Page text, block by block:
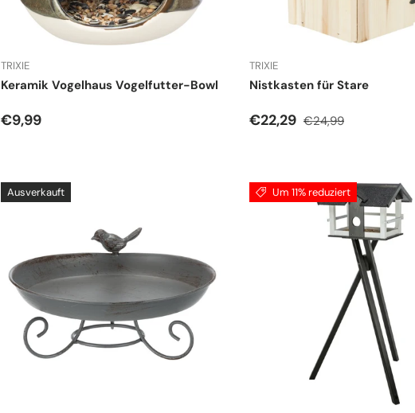
TRIXIE
Keramik Vogelhaus Vogelfutter-Bowl
Normaler Preis
€9,99
TRIXIE
Nistkasten für Stare
Verkaufspreis
€22,29 Normaler Preis
€24,99
Ausverkauft Um 11% reduziert